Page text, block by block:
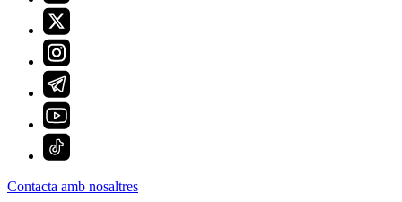
Contacta amb nosaltres